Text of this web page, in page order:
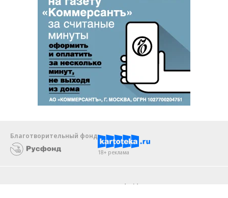
Благотворительный фонд
18+ реклама
Android